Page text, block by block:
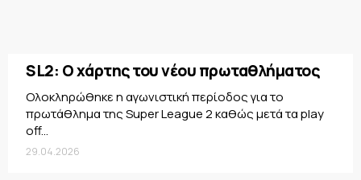
SL2: Ο χάρτης του νέου πρωταθλήματος
Oλοκληρώθηκε η αγωνιστική περίοδος για το
πρωτάθλημα της Super League 2 καθώς μετά τα play
off...
29.04.2026